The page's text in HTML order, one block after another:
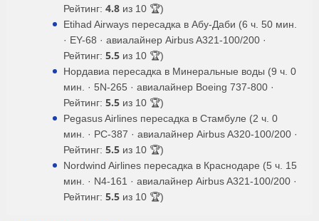
Рейтинг: 4.8 из 10 🏆)
Etihad Airways пересадка в Абу-Даби (6 ч. 50 мин.
· EY-68 · авиалайнер Airbus A321-100/200 ·
Рейтинг: 5.5 из 10 🏆)
Нордавиа пересадка в Минеральные воды (9 ч. 0
мин. · 5N-265 · авиалайнер Boeing 737-800 ·
Рейтинг: 5.5 из 10 🏆)
Pegasus Airlines пересадка в Стамбуле (2 ч. 0
мин. · PC-387 · авиалайнер Airbus A320-100/200 ·
Рейтинг: 5.5 из 10 🏆)
Nordwind Airlines пересадка в Краснодаре (5 ч. 15
мин. · N4-161 · авиалайнер Airbus A321-100/200 ·
Рейтинг: 5.5 из 10 🏆)